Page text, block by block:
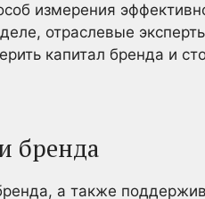
измерения
отраслевые
капитал бренда и
бренда
а также